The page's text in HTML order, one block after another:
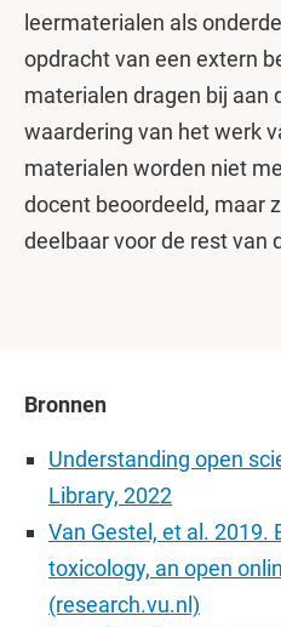
leermaterialen als
opdracht van een extern
materialen dragen bij aan
waardering van het werk
materialen worden niet
docent beoordeeld, maar
deelbaar voor de rest van
Bronnen
Understanding open
Library, 2022
Van Gestel, et al. 2019.
toxicology, an open
(research.vu.nl)